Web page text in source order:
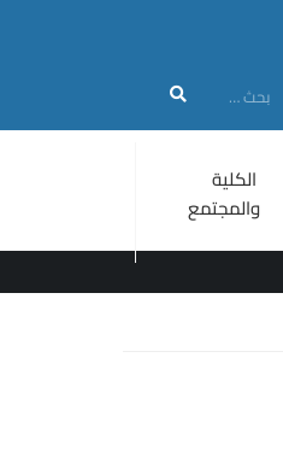
الكلية
والمجتمع